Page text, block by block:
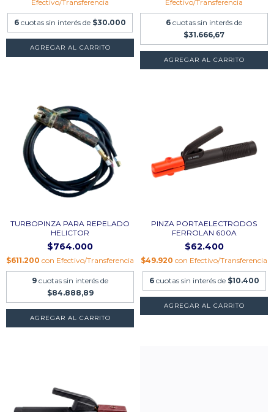
Efectivo/Transferencia
6 cuotas sin interés de $30.000
Efectivo/Transferencia
6 cuotas sin interés de
$31.666,67
TURBOPINZA PARA REPELADO
HELICTOR
$764.000
$611.200 con Efectivo/Transferencia
9 cuotas sin interés de
$84.888,89
PINZA PORTAELECTRODOS
FERROLAN 600A
$62.400
$49.920 con Efectivo/Transferencia
6 cuotas sin interés de $10.400